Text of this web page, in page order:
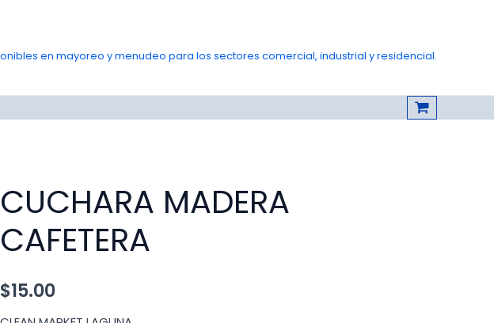
en mayoreo y menudeo para los sectores comercial, industrial y residencial.
CUCHARA MADERA
CAFETERA
$15.00